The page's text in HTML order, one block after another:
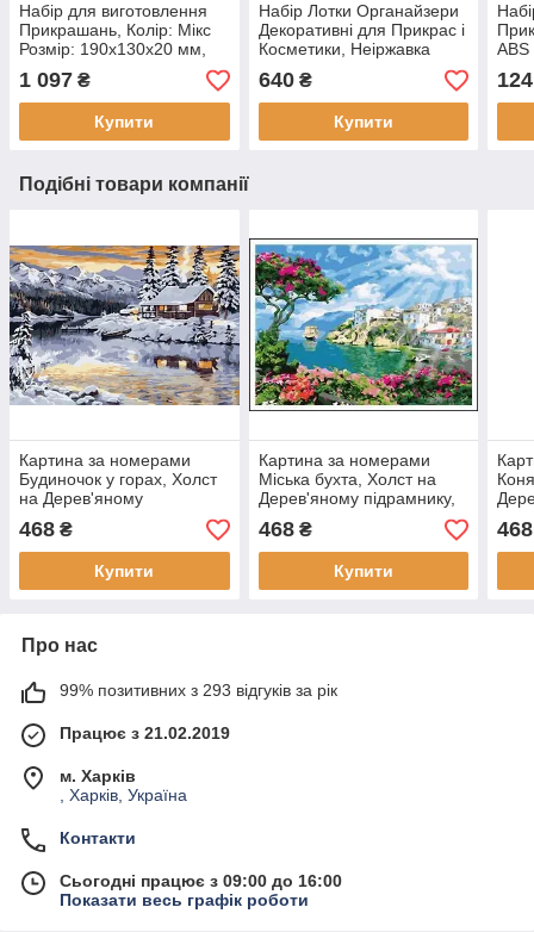
Набір для виготовлення
Прикрашань, Колір: Мікс
Розмір: 190х130х20 мм,
приблизно 3960 шт. (1
набір)
1 097 ₴
Купити
Набір Лотки Органайзери
Декоративні для Прикрас і
Косметики, Неіржавка
Сталь, 23х9 см і 30x12 см,
2 шт. (1 набір)
640₴
Купити
ABS
124
Подібні товари компанії
Картина за номерами
Будиночок у горах, Холст
на Дерев'яному
Фарби, Пензлі, 40х50см,
(1 шт)
468 ₴
Купити
Картина за номерами
Міська бухта, Холст на
Дерев'яному підрамнику,
Акрилові Фарби, Пензлі,
40х50см, (1 шт)
468₴
Купити
468
Про нас
99% позитивних з 293 відгуків за рік
Працює з 21.02.2019
м. Харків
, Харків, Україна
Контакти
Сьогодні працює з 09:00 до 16:00
Показати весь графік роботи